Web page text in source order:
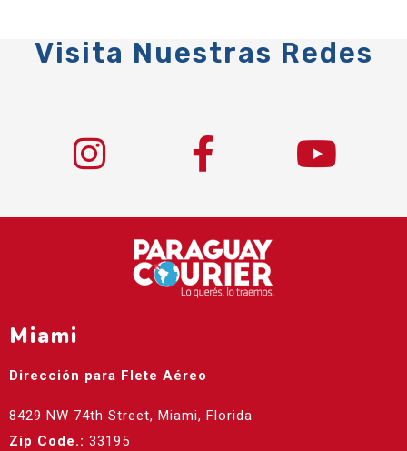
Visita Nuestras Redes
Miami
Dirección para Flete Aéreo
8429 NW 74th Street, Miami, Florida
Zip Code.: 33195